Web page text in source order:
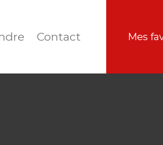
Contact Mes